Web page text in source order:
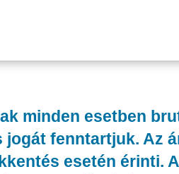
minden esetben
jogát fenntartjuk. Az
esetén érinti.